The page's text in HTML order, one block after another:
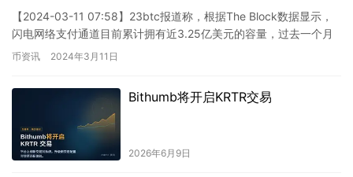
【2024-03-11 07:58】23btc报道称，根据The Block数据显示，
闪电网络支付通道目前累计拥有近3.25亿美元的容量，过去一个月
增长了37%，创下历史新高。另外…
币资讯 2024年3月11日
Bithumb将开启KRTR交易
2026年6月9日